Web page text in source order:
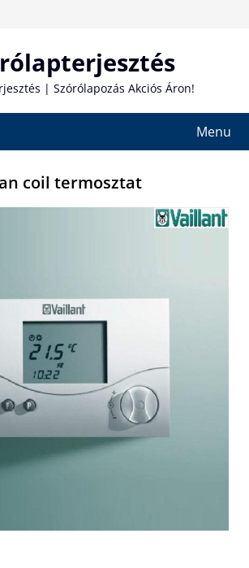
| Szórólapozás Akciós Áron!
Menu
coil termosztat